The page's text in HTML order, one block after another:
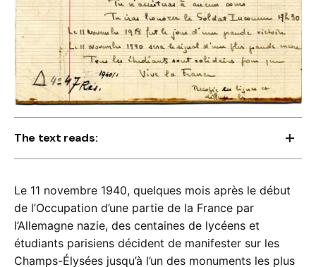
The text reads:
Le 11 Novembre est resté pour toi jour de
Fête Nationale
Malgré l’ordre des autorités opprimantes, il sera
Jour de Recueillement.
Tu n’assisteras à aucun cours
Le 11 novembre 1940, quelques mois après le début
de l’Occupation d’une partie de la France par
l’Allemagne nazie, des centaines de lycéens et
étudiants parisiens décident de manifester sur les
Champs-Élysées jusqu’à l’un des monuments les plus